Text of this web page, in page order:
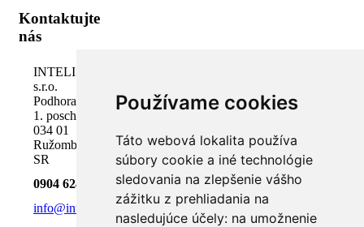
Používame cookies
Táto webová lokalita používa
súbory cookie a iné technológie
sledovania na zlepšenie vášho
zážitku z prehliadania na
nasledujúce účely: na umožnenie
Kontaktujte
nás
INTELI.SK,
s.r.o.
Podhora 18,
1. poschodie
034 01
Ružomberok,
SR
0904 624 918
info@inteli.sk